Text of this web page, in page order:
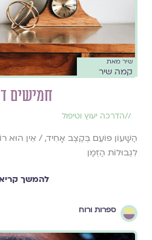
שיר מאת
קמה שיר
חמישים
//הדרכה יעוץ וטיפול
הַשָּׁעוֹן פּוֹעֵם בְּקֶצֶב אָחִיד, / אֵין הוּא
לִגְבוּלוֹת הַזְּמַן
להמשך
ספרות ורוח